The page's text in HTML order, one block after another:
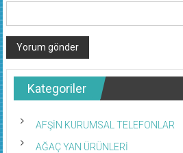
Kategoriler
AFŞİN KURUMSAL TELEFONLAR
AĞAÇ YAN ÜRÜNLERİ